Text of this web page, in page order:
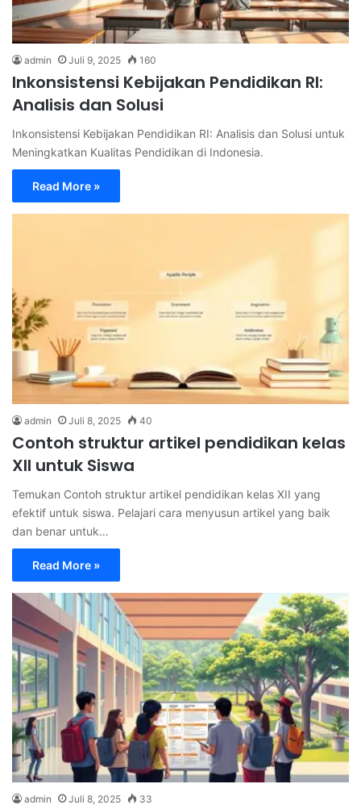
admin Juli 9, 2025 160
Inkonsistensi Kebijakan Pendidikan RI:
Analisis dan Solusi
Inkonsistensi Kebijakan Pendidikan RI: Analisis dan Solusi untuk
Meningkatkan Kualitas Pendidikan di Indonesia.
Read More »
admin Juli 8, 2025 40
Contoh struktur artikel pendidikan kelas
XII untuk Siswa
Temukan Contoh struktur artikel pendidikan kelas XII yang
efektif untuk siswa. Pelajari cara menyusun artikel yang baik
dan benar untuk…
Read More »
admin Juli 8, 2025 33